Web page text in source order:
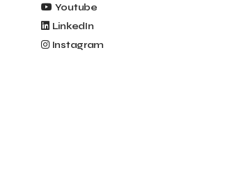
Deliverback
Youtube
LinkedIn
Instagram